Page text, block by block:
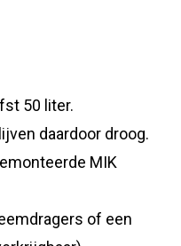
50 liter.
daardoor droog.
MIK
of een